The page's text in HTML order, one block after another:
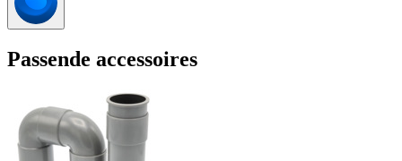
Passende accessoires